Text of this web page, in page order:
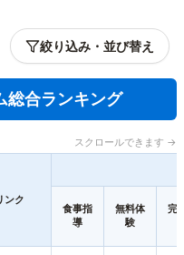
絞り込み・並び替え
総合ランキング
スクロールできます →
ンク
食事指
導
無料体
験
完